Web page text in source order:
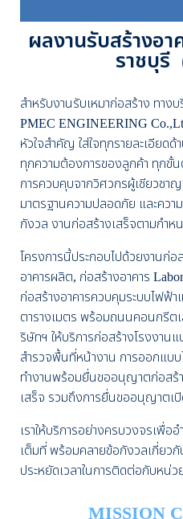
ผลงานรับสร้างอ
ราชบุรี
สำหรับงานรับเหมาก่อสร้าง ทาง
PMEC ENGINEERING
หัวใจสำคัญ ใส่ใจทุกรายละเอียดด้
ทุกความต้องการของลูกค้า ทุกขั้
การควบคุบจากวิศวกรผู้เชียวชา
มาตรฐานความปลอดภัย และคว
กังวล งานก่อสร้างเสร็จตามกำห
โครงการนี้ประกอบไปด้วยงานก่
อาคารผลิต, ก่อสร้างอาคาร
ก่อสร้างอาคารควบคุมระบบไฟฟ้
ตารางเมตร พร้อมถนนคอนกรีต
ริษัทฯ ให้บริการก่อสร้างโรงงาน
สำรวจพื้นที่หน้างาน การออกแบ
ทำงานพร้อมยื่นขออนุญาตก่อสร้
เสร็จ รวมถึงการยื่นขออนุญาตเปิ
เราให้บริการอย่างครบวงจรเพื่อ
เต็มที่ พร้อมคลายข้อกังวลเกี่ยว
ประหยัดเวลาในการติดต่อกับหน่ว
MISSION